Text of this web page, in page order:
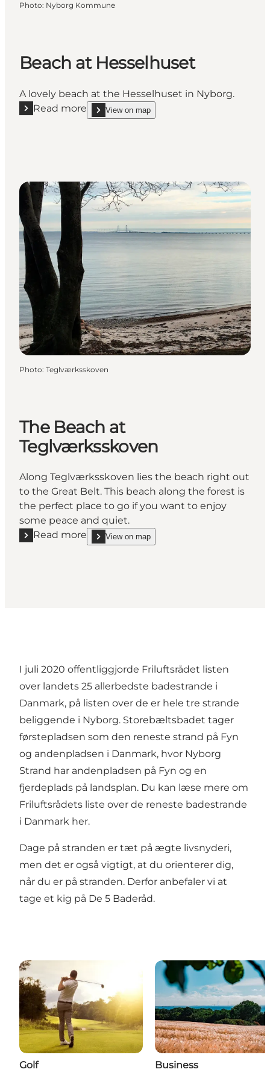
Photo: Nyborg Kommune
Beach at Hesselhuset
A lovely beach at the Hesselhuset in Nyborg.
Read more
Read more "Beach at Hesselhuset"
View on map
show Beach at Hesselhuset on_map
Photo: Teglværksskoven
The Beach at
Teglværksskoven
Along Teglværksskoven lies the beach right out
to the Great Belt. This beach along the forest is
the perfect place to go if you want to enjoy
some peace and quiet.
Read more
Read more "The Beach at Teglværksskoven"
View on map
show The Beach at Teglværksskoven on_map
I juli 2020 offentliggjorde Friluftsrådet listen
over landets 25 allerbedste badestrande i
Danmark, på listen over de er hele tre strande
beliggende i Nyborg. Storebæltsbadet tager
førstepladsen som den reneste strand på Fyn
og andenpladsen i Danmark, hvor Nyborg
Strand har andenpladsen på Fyn og en
fjerdeplads på landsplan. Du kan læse mere om
Friluftsrådets liste over de reneste badestrande
i Danmark her.
Dage på stranden er tæt på ægte livsnyderi,
men det er også vigtigt, at du orienterer dig,
når du er på stranden. Derfor anbefaler vi at
tage et kig på De 5 Baderåd.
Golf Business